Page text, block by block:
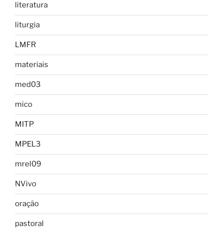
literatura
liturgia
LMFR
materiais
med03
mico
MITP
MPEL3
mrel09
NVivo
oração
pastoral